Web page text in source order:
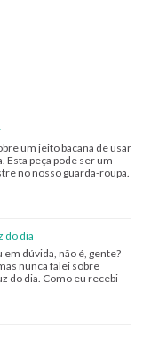
um jeito bacana de usar
Esta peça pode ser um
no nosso guarda-roupa.
do dia
dúvida, não é, gente?
nunca falei sobre
do dia. Como eu recebi